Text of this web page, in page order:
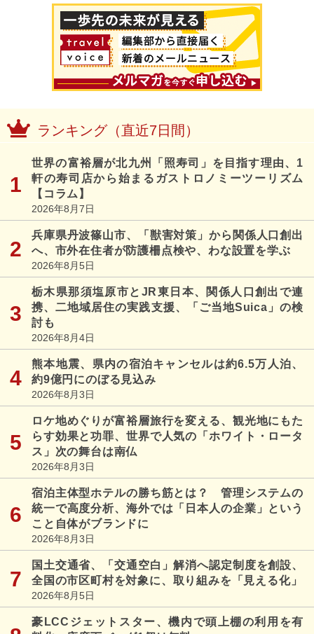
ランキング（直近7日間）
世界の富裕層が北九州「照寿司」を目指す理由、1
軒の寿司店から始まるガストロノミーツーリズム
【コラム】
2026年8月7日
兵庫県丹波篠山市、「獣害対策」から関係人口創出
へ、市外在住者が防護柵点検や、わな設置を学ぶ
2026年8月5日
栃木県那須塩原市とJR東日本、関係人口創出で連
携、二地域居住の実践支援、「ご当地Suica」の検
討も
2026年8月4日
熊本地震、県内の宿泊キャンセルは約6.5万人泊、
約9億円にのぼる見込み
2026年8月3日
ロケ地めぐりが富裕層旅行を変える、観光地にもた
らす効果と功罪、世界で人気の「ホワイト・ロータ
ス」次の舞台は南仏
2026年8月3日
宿泊主体型ホテルの勝ち筋とは？ 管理システムの
統一で高度分析、海外では「日本人の企業」という
こと自体がブランドに
2026年8月3日
国土交通省、「交通空白」解消へ認定制度を創設、
全国の市区町村を対象に、取り組みを「見える化」
2026年8月5日
豪LCCジェットスター、機内で頭上棚の利用を有